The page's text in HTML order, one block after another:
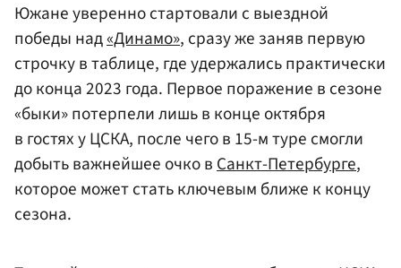
Южане уверенно стартовали с выездной
победы над«Динамо», сразу же заняв первую
строчку в таблице, где удержались практически
до конца 2023 года. Первое поражение в сезоне
«быки» потерпели лишь в конце октября
в гостях у ЦСКА, после чего в 15-м туре смогли
добыть важнейшее очко вСанкт-Петербурге,
которое может стать ключевым ближе к концу
сезона.